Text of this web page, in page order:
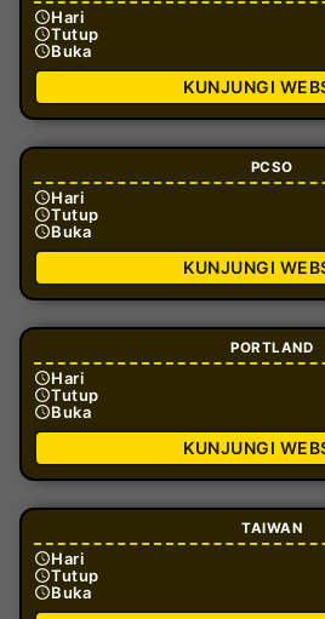
Hari
Tutup
Buka
KUNJUNGI
PCSO
Hari
Tutup
Buka
KUNJUNGI
PORTLAND
Hari
Tutup
Buka
KUNJUNGI
TAIWAN
Hari
Tutup
Buka